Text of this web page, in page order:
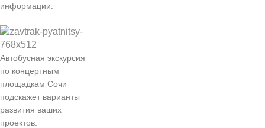
информации:
Автобусная экскурсия
по концертным
площадкам Сочи
подскажет варианты
развития ваших
проектов: